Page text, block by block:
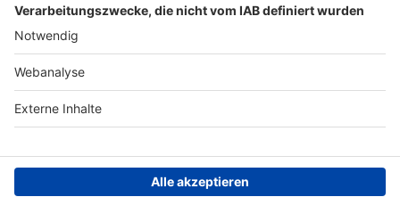
Nutzungsbedingungen Datenschutz Impressum